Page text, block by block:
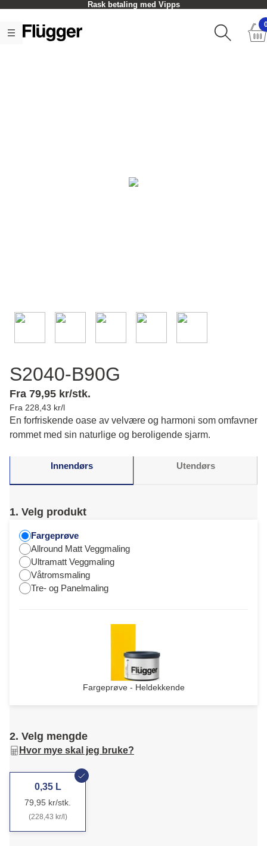
Rask betaling med Vipps
S2040-B90G
Fra 79,95 kr/stk.
Fra 228,43 kr/l
En forfriskende oase av velvære og harmoni som omfavner
rommet med sin naturlige og beroligende sjarm.
Innendørs Utendørs
1. Velg produkt
Fargeprøve
Allround Matt Veggmaling
Ultramatt Veggmaling
Våtromsmaling
Tre- og Panelmaling
Fargeprøve - Heldekkende
2. Velg mengde
Hvor mye skal jeg bruke?
0,35 L
79,95 kr/stk.
(228,43 kr/l)